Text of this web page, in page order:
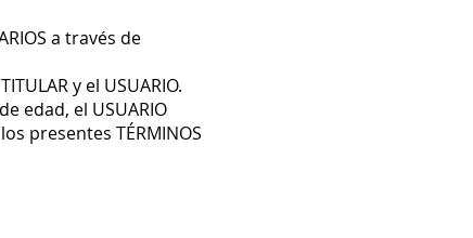
a través de
y el USUARIO.
edad, el USUARIO
presentes TÉRMINOS